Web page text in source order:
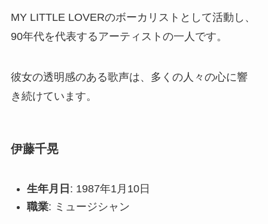
MY LITTLE LOVERのボーカリストとして活動し、
90年代を代表するアーティストの一人です。
彼女の透明感のある歌声は、多くの人々の心に響
き続けています。
伊藤千晃
生年月日 : 1987年1月10日
職業: ミュージシャン